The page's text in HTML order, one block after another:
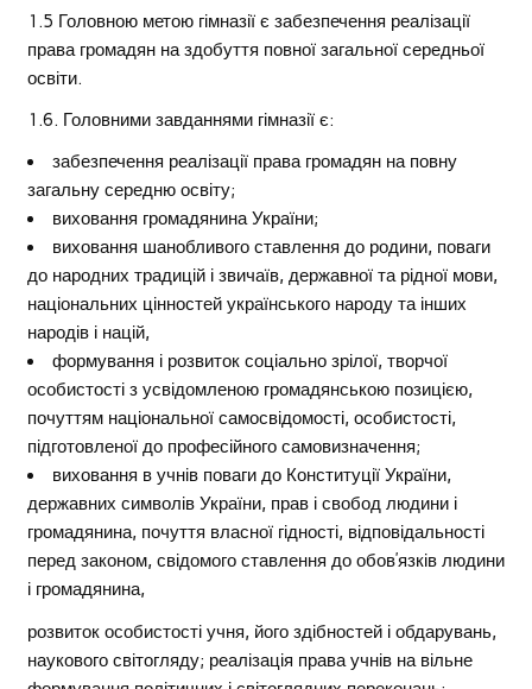
1.5 Головною метою гімназії є забезпечення реалізації
права громадян на здобуття повної загальної середньої
освіти.
1.6. Головними завданнями гімназії є:
забезпечення реалізації права громадян на повну
загальну середню освіту;
виховання громадянина України;
виховання шанобливого ставлення до родини, поваги
до народних традицій і звичаїв, державної та рідної мови,
національних цінностей українського народу та інших
народів і націй,
формування і розвиток соціально зрілої, творчої
особистості з усвідомленою громадянською позицією,
почуттям національної самосвідомості, особистості,
підготовленої до професійного самовизначення;
виховання в учнів поваги до Конституції України,
державних символів України, прав і свобод людини і
громадянина, почуття власної гідності, відповідальності
перед законом, свідомого ставлення до обов’язків людини
і громадянина,
розвиток особистості учня, його здібностей і обдарувань,
наукового світогляду; реалізація права учнів на вільне